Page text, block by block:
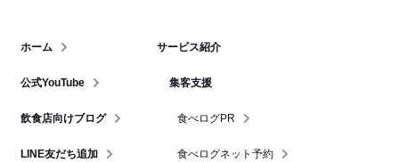
ホーム
公式YouTube
飲食店向けブログ
LINE友だち追加
サービス紹介
集客支援
食べログPR
食べログネット予約